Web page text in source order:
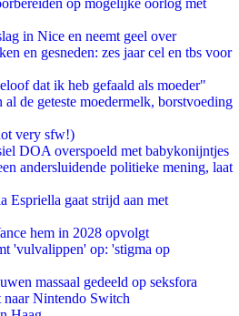
op mogelijke oorlog met
in Nice en neemt geel over
en gesneden: zes jaar cel en tbs voor
dat ik heb gefaald als moeder"
de geteste moedermelk, borstvoeding
very sfw!)
DOA overspoeld met babykonijntjes
andersluidende politieke mening, laat
Espriella gaat strijd aan met
hem in 2028 opvolgt
'vulvalippen' op: 'stigma op
massaal gedeeld op seksfora
naar Nintendo Switch